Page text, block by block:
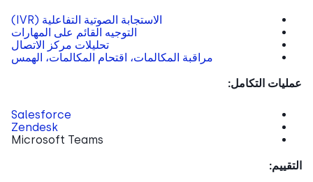
الاستجابة الصوتية التفاعلية (IVR)
التوجيه القائم على المهارات
تحليلات مركز الاتصال
مراقبة المكالمات، اقتحام المكالمات، الهمس
التكامل:
Salesforce
Zendesk
Microsoft Teams